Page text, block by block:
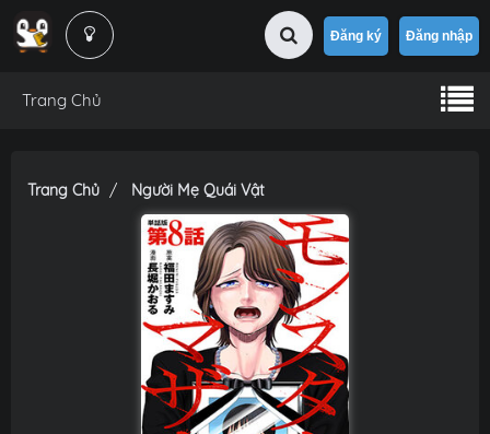
Đăng ký Đăng nhập
Trang Chủ
Trang Chủ Người Mẹ Quái Vật